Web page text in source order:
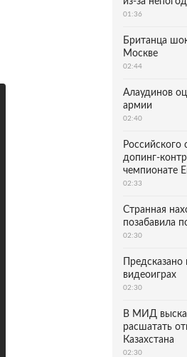
01:36
Британца
Москве
02:44
Алаудинов
армии
02:40
Российского
допинг-
чемпионате
02:33
Странная
позабавила
02:30
видеоиграх
02:30
В МИД
расшатать
Казахстана
02:30